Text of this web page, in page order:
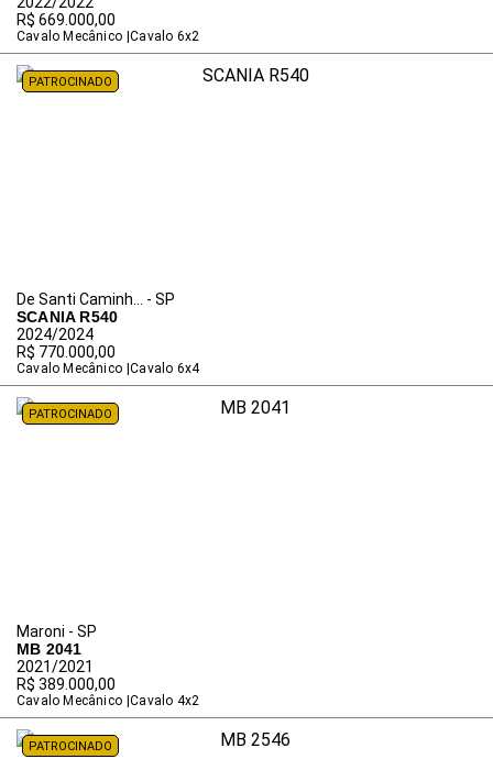
R$ 669.000,00
Cavalo Mecânico Cavalo 6x2
PATROCINADO
De Santi Caminh... - SP
SCANIA R540
2024/2024
R$ 770.000,00
Cavalo Mecânico Cavalo 6x4
PATROCINADO
Maroni - SP
MB 2041
2021/2021
R$ 389.000,00
Cavalo Mecânico Cavalo 4x2
PATROCINADO